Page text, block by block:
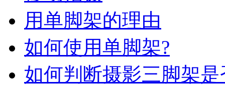
用单脚架的理由
如何使用单脚架?
如何判断摄影三脚架